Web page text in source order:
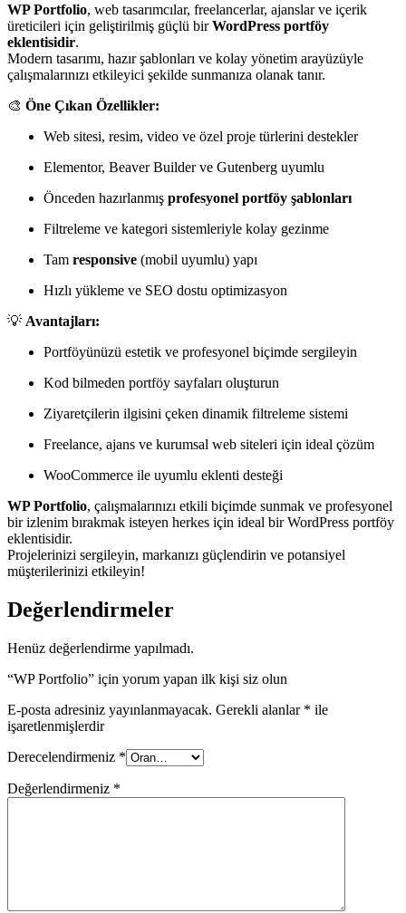
WP Portfolio, web tasarımcılar, freelancerlar, ajanslar ve içerik
üreticileri için geliştirilmiş güçlü birWordPress portföy
eklentisidir.
Modern tasarımı, hazır şablonları ve kolay yönetim arayüzüyle
çalışmalarınızı etkileyici şekilde sunmanıza olanak tanır.
🎨 Öne Çıkan Özellikler:
Web sitesi, resim, video ve özel proje türlerini destekler
Elementor, Beaver Builder ve Gutenberg uyumlu
Önceden hazırlanmış profesyonel portföy şablonları
Filtreleme ve kategori sistemleriyle kolay gezinme
Tam responsive (mobil uyumlu) yapı
Hızlı yükleme ve SEO dostu optimizasyon
💡 Avantajları:
Portföyünüzü estetik ve profesyonel biçimde sergileyin
Kod bilmeden portföy sayfaları oluşturun
Ziyaretçilerin ilgisini çeken dinamik filtreleme sistemi
Freelance, ajans ve kurumsal web siteleri için ideal çözüm
WooCommerce ile uyumlu eklenti desteği
WP Portfolio, çalışmalarınızı etkili biçimde sunmak ve profesyonel
bir izlenim bırakmak isteyen herkes için ideal bir WordPress portföy
eklentisidir.
Projelerinizi sergileyin, markanızı güçlendirin ve potansiyel
müşterilerinizi etkileyin!
Değerlendirmeler
Henüz değerlendirme yapılmadı.
“WP Portfolio” için yorum yapan ilk kişi siz olun
E-posta adresiniz yayınlanmayacak. Gerekli alanlar * ile
işaretlenmişlerdir
Derecelendirmeniz *
Değerlendirmeniz *